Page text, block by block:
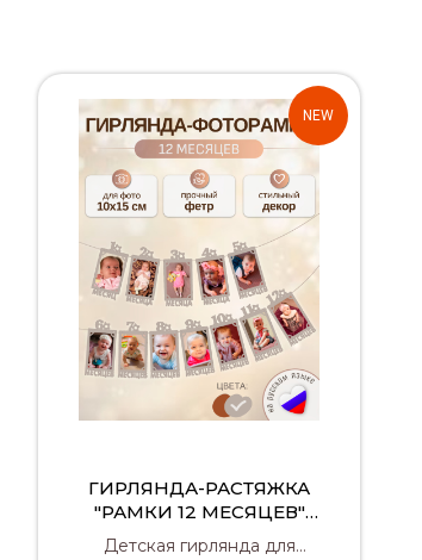
NEW
ГИРЛЯНДА-РАСТЯЖКА
"РАМКИ 12 МЕСЯЦЕВ"
Детская гирлянда для